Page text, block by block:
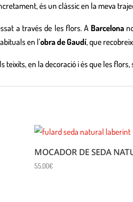
és un clàssic en la meva
a través de les flors. A Barcelona
en l’obra de Gaudí, que
teixits, en la decoració i és que les flors,
MOCADOR DE SEDA
55,00€